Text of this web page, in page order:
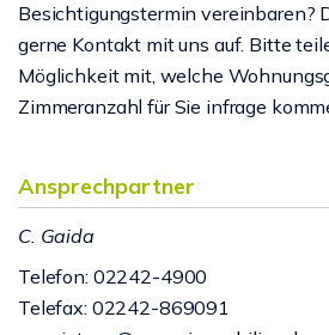
Besichtigungstermin vereinbaren?
gerne Kontakt mit uns auf. Bitte
Möglichkeit mit, welche
Zimmeranzahl für Sie infrage
Ansprechpartner
C. Gaida
Telefon: 02242-4900
Telefax: 02242-869091